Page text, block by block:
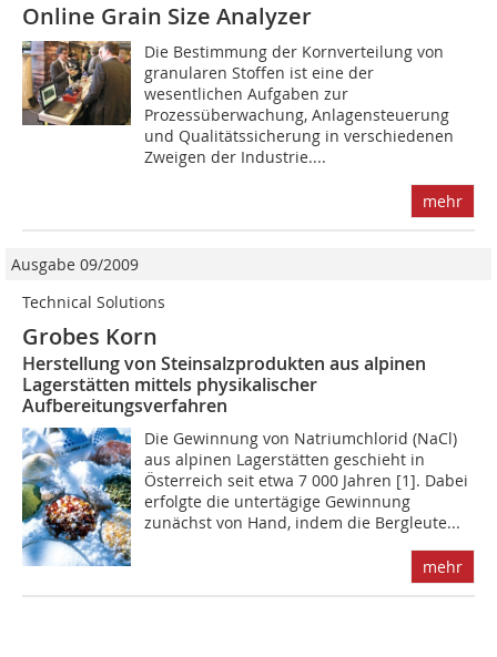
Online Grain Size Analyzer
Die Bestimmung der Kornverteilung von
granularen Stoffen ist eine der
wesentlichen Aufgaben zur
Prozessüberwachung, Anlagensteuerung
und Qualitätssicherung in verschiedenen
Zweigen der Industrie....
mehr
Ausgabe 09/2009
Technical Solutions
Grobes Korn
Herstellung von Steinsalzprodukten aus alpinen
Lagerstätten mittels physikalischer
Aufbereitungsverfahren
Die Gewinnung von Natriumchlorid (NaCl)
aus alpinen Lagerstätten geschieht in
Österreich seit etwa 7 000 Jahren [1]. Dabei
erfolgte die untertägige Gewinnung
zunächst von Hand, indem die Bergleute...
mehr